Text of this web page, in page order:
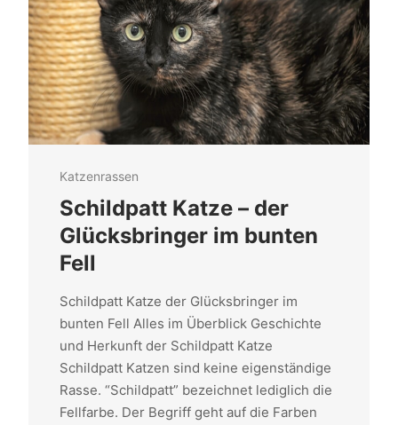
Katzenrassen
Schildpatt Katze – der
Glücksbringer im bunten
Fell
Schildpatt Katze der Glücksbringer im
bunten Fell Alles im Überblick Geschichte
und Herkunft der Schildpatt Katze
Schildpatt Katzen sind keine eigenständige
Rasse. “Schildpatt” bezeichnet lediglich die
Fellfarbe. Der Begriff geht auf die Farben